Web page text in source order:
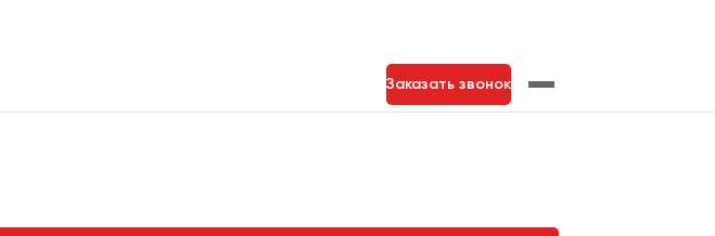
Заказать звонок